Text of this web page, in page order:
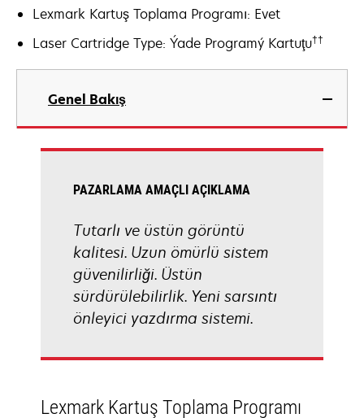
Lexmark Kartuş Toplama Programı: Evet
Laser Cartridge Type: Ýade Programý Kartuţu††
Genel Bakış
PAZARLAMA AMAÇLI AÇIKLAMA
Tutarlı ve üstün görüntü
kalitesi. Uzun ömürlü sistem
güvenilirliği. Üstün
sürdürülebilirlik. Yeni sarsıntı
önleyici yazdırma sistemi.
Lexmark Kartuş Toplama Programı